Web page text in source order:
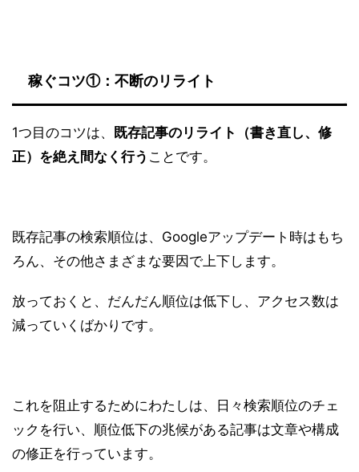
稼ぐコツ①：不断のリライト
1つ目のコツは、 既存記事のリライト（書き直し、修
正）を絶え間なく行う ことです。
既存記事の検索順位は、Googleアップデート時はもち
ろん、その他さまざまな要因で上下します。
放っておくと、だんだん順位は低下し、アクセス数は
減っていくばかりです。
これを阻止するためにわたしは、日々検索順位のチェ
ックを行い、順位低下の兆候がある記事は文章や構成
の修正を行っています。